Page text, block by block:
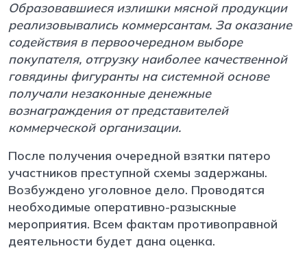
Образовавшиеся излишки мясной продукции
реализовывались коммерсантам. За оказание
содействия в первоочередном выборе
покупателя, отгрузку наиболее качественной
говядины фигуранты на системной основе
получали незаконные денежные
вознаграждения от представителей
коммерческой организации.
После получения очередной взятки пятеро
участников преступной схемы задержаны.
Возбуждено уголовное дело. Проводятся
необходимые оперативно-разыскные
мероприятия. Всем фактам противоправной
деятельности будет дана оценка.